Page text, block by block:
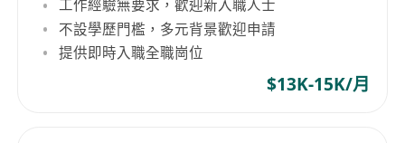
工作經驗無要求，歡迎新入職人士
不設學歷門檻，多元背景歡迎申請
提供即時入職全職崗位
$13K-15K/月